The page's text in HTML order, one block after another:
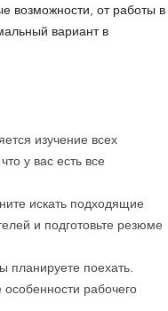
возможности, от работы в
вариант в
изучение всех
у вас есть все
искать подходящие
и подготовьте резюме
планируете поехать.
рабочего